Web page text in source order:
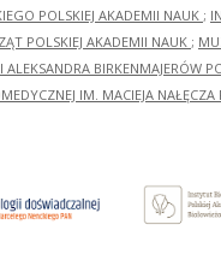
POLSKIEJ AKADEMII NAUK ;
POLSKIEJ AKADEMII NAUK ;
BIRKENMAJERÓW
IM. MACIEJA